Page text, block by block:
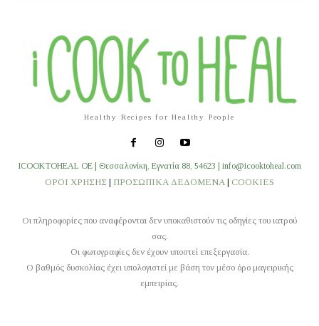
Healthy Recipes for Healthy People
ICOOKTOHEAL OE | Θεσσαλονίκη, Εγνατία 88, 54623 | info@icooktoheal.com
ΟΡΟΙ ΧΡΗΣΗΣ | ΠΡΟΣΩΠΙΚΑ ΔΕΔΟΜΕΝΑ | COOKIES
Οι πληροφορίες που αναφέρονται δεν υποκαθιστούν τις οδηγίες του ιατρού
σας.
Οι φωτογραφίες δεν έχουν υποστεί επεξεργασία.
O βαθμός δυσκολίας έχει υπολογιστεί με βάση τον μέσο όρο μαγειρικής
εμπειρίας.